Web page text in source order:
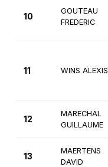
10
GOUTEAU
FREDERIC
11 WINS ALEXIS
12
MARECHAL
GUILLAUME
13
MAERTENS
DAVID